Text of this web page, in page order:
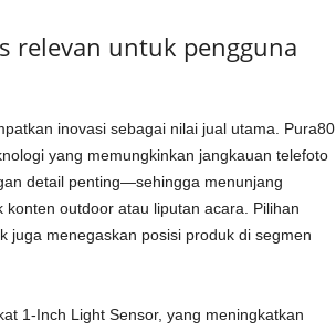
relevan untuk pengguna
inovasi sebagai nilai jual utama. Pura80
yang memungkinkan jangkauan telefoto
detail penting—sehingga menunjang
outdoor atau liputan acara. Pilihan
juga menegaskan posisi produk di segmen
1-Inch Light Sensor, yang meningkatkan